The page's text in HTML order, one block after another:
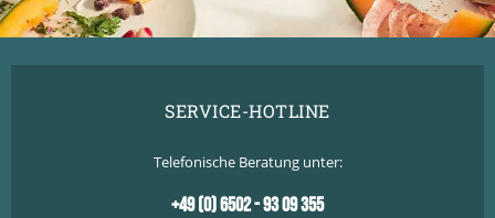
SERVICE-HOTLINE
Telefonische Beratung unter:
+49 (0) 6502 - 93 09 355